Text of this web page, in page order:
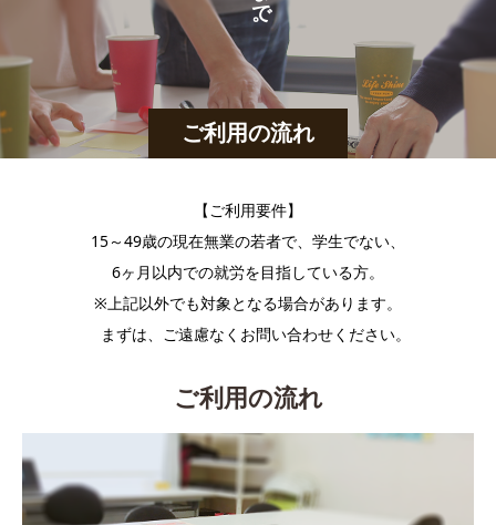
ご利用の流れ
。
。
【ご利用要件】
15～49歳の現在無業の若者で、学生でない、
6ヶ月以内での就労を目指している方。
※上記以外でも対象となる場合があります。
まずは、ご遠慮なくお問い合わせください。
ご利用の流れ